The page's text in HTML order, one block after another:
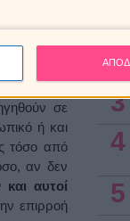
να
τους
σε
ή και
τόσο από
αν δεν
αυτοί
επιρροή
1
2
3
4
5